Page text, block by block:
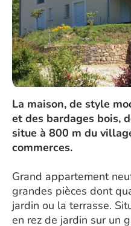
La maison, de style
et des bardages bois,
situe à 800 m du
commerces.
Grand appartement
grandes pièces dont
jardin ou la terrasse.
en rez de jardin sur un